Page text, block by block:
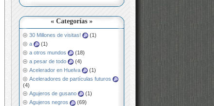
« Categorías »
30 Millones de visitas!
(1)
a
(1)
a otros mundos
(18)
a pesar de todo
(4)
Acelerador en Huelva
(1)
Aceleradores de partículas futuros
(4)
Agujeros de gusano
(1)
Agujeros negros
(69)